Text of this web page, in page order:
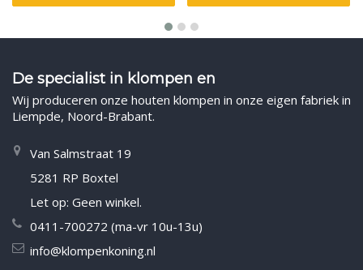
De specialist in klompen en
Wij produceren onze houten klompen in onze eigen fabriek in
Liempde, Noord-Brabant.
Van Salmstraat 19
5281 RP Boxtel
Let op: Geen winkel.
0411-700272 (ma-vr 10u-13u)
info@klompenkoning.nl